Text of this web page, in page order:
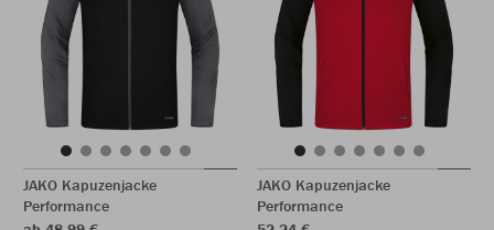
JAKO Kapuzenjacke
Performance
JAKO Kapuzenjacke
Performance